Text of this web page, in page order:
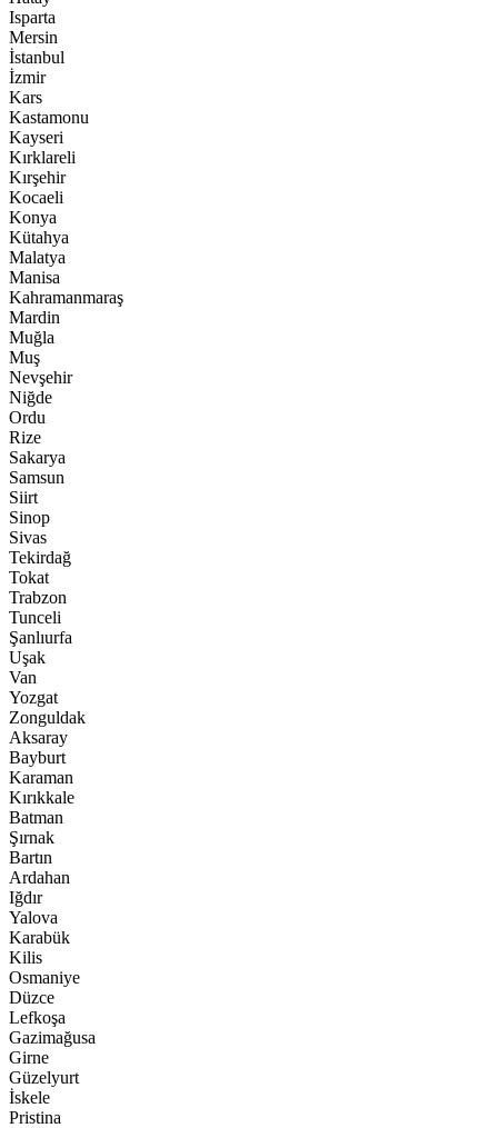
Isparta
Mersin
İstanbul
İzmir
Kars
Kastamonu
Kayseri
Kırklareli
Kırşehir
Kocaeli
Konya
Kütahya
Malatya
Manisa
Kahramanmaraş
Mardin
Muğla
Muş
Nevşehir
Niğde
Ordu
Rize
Sakarya
Samsun
Siirt
Sinop
Sivas
Tekirdağ
Tokat
Trabzon
Tunceli
Şanlıurfa
Uşak
Van
Yozgat
Zonguldak
Aksaray
Bayburt
Karaman
Kırıkkale
Batman
Şırnak
Bartın
Ardahan
Iğdır
Yalova
Karabük
Kilis
Osmaniye
Düzce
Lefkoşa
Gazimağusa
Girne
Güzelyurt
İskele
Pristina